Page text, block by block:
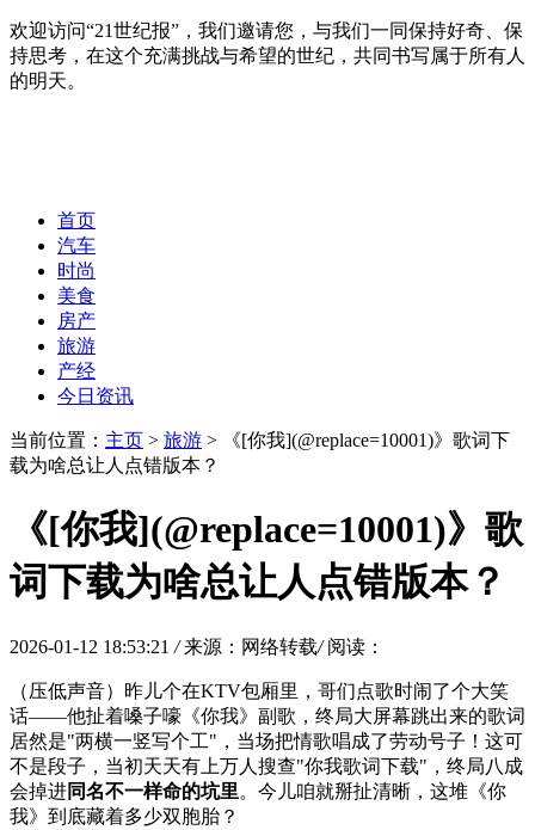
欢迎访问“21世纪报”，我们邀请您，与我们一同保持好奇、保
持思考，在这个充满挑战与希望的世纪，共同书写属于所有人
的明天。
首页
汽车
时尚
美食
房产
旅游
产经
今日资讯
当前位置： 主页 > 旅游 > 《[你我](@replace=10001)》歌词下
载为啥总让人点错版本？
《[你我](@replace=10001)》歌
词下载为啥总让人点错版本？
2026-01-12 18:53:21 / 来源：网络转载/ 阅读：
（压低声音）昨儿个在KTV包厢里，哥们点歌时闹了个大笑
话——他扯着嗓子嚎《你我》副歌，终局大屏幕跳出来的歌词
居然是"两横一竖写个工"，当场把情歌唱成了劳动号子！这可
不是段子，当初天天有上万人搜查"你我歌词下载"，终局八成
会掉进同名不一样命的坑里。今儿咱就掰扯清晰，这堆《你
我》到底藏着多少双胞胎？